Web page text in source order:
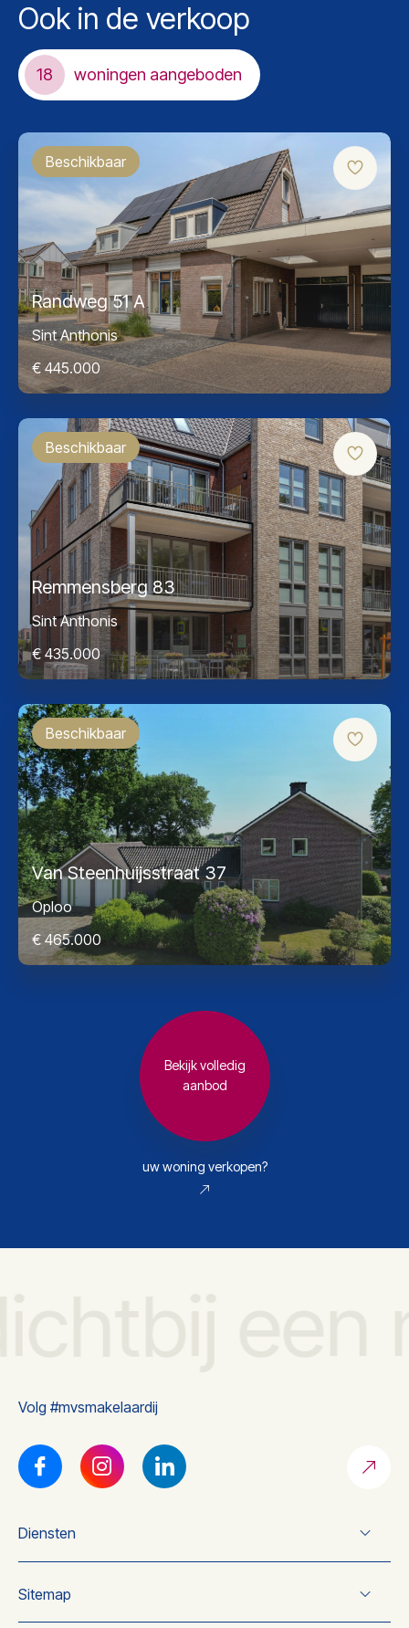
Ook in de verkoop
18 woningen aangeboden
Beschikbaar
Randweg 51 A
Sint Anthonis
€ 445.000
Beschikbaar
Remmensberg 83
Sint Anthonis
€ 435.000
Beschikbaar
Van Steenhuijsstraat 37
Oploo
€ 465.000
Bekijk volledig
aanbod
uw woning verkopen?
Diensten
Koop
Taxatie
Sitemap
Volg #mvsmakelaardij